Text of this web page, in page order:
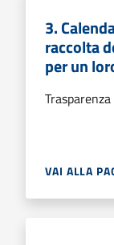
3.
raccolta
per un
VAI ALLA